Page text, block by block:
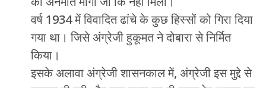
वर्ष 1934 में विवादित ढांचे के कुछ हिस्सों को गिरा दिया
गया था। जिसे अंग्रेजी हुकूमत ने दोबारा से निर्मित
किया।
इसके अलावा अंग्रेजी शासनकाल में, अंग्रेजी इस मुद्दे से